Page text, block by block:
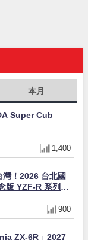
本月
Super Cub
1,400
！2026 台北國
版 YZF-R 系列限
900
ZX-6R」2027